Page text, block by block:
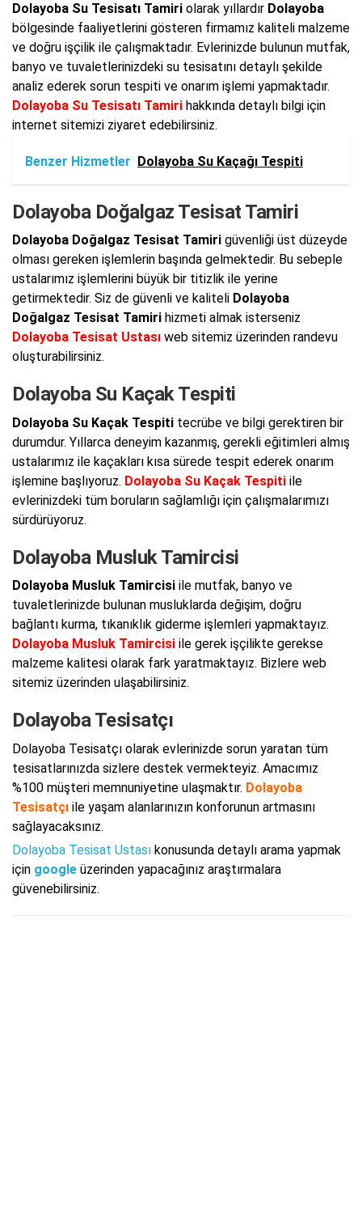
Dolayoba Su Tesisatı Tamiri olarak yıllardır Dolayoba
bölgesinde faaliyetlerini gösteren firmamız kaliteli malzeme
ve doğru işçilik ile çalışmaktadır. Evlerinizde bulunun mutfak,
banyo ve tuvaletlerinizdeki su tesisatını detaylı şekilde
analiz ederek sorun tespiti ve onarım işlemi yapmaktadır.
Dolayoba Su Tesisatı Tamiri hakkında detaylı bilgi için
internet sitemizi ziyaret edebilirsiniz.
Benzer Hizmetler Dolayoba Su Kaçağı Tespiti
Dolayoba Doğalgaz Tesisat Tamiri
Dolayoba Doğalgaz Tesisat Tamiri güvenliği üst düzeyde
olması gereken işlemlerin başında gelmektedir. Bu sebeple
ustalarımız işlemlerini büyük bir titizlik ile yerine
getirmektedir. Siz de güvenli ve kaliteli Dolayoba
Doğalgaz Tesisat Tamiri hizmeti almak isterseniz
Dolayoba Tesisat Ustası web sitemiz üzerinden randevu
oluşturabilirsiniz.
Dolayoba Su Kaçak Tespiti
Dolayoba Su Kaçak Tespiti tecrübe ve bilgi gerektiren bir
durumdur. Yıllarca deneyim kazanmış, gerekli eğitimleri almış
ustalarımız ile kaçakları kısa sürede tespit ederek onarım
işlemine başlıyoruz. Dolayoba Su Kaçak Tespiti ile
evlerinizdeki tüm boruların sağlamlığı için çalışmalarımızı
sürdürüyoruz.
Dolayoba Musluk Tamircisi
Dolayoba Musluk Tamircisi ile mutfak, banyo ve
tuvaletlerinizde bulunan musluklarda değişim, doğru
bağlantı kurma, tıkanıklık giderme işlemleri yapmaktayız.
Dolayoba Musluk Tamircisi ile gerek işçilikte gerekse
malzeme kalitesi olarak fark yaratmaktayız. Bizlere web
sitemiz üzerinden ulaşabilirsiniz.
Dolayoba Tesisatçı
Dolayoba Tesisatçı olarak evlerinizde sorun yaratan tüm
tesisatlarınızda sizlere destek vermekteyiz. Amacımız
%100 müşteri memnuniyetine ulaşmaktır. Dolayoba
Tesisatçı ile yaşam alanlarınızın konforunun artmasını
sağlayacaksınız.
Dolayoba Tesisat Ustası konusunda detaylı arama yapmak
için google üzerinden yapacağınız araştırmalara
güvenebilirsiniz.